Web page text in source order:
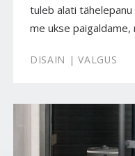
tuleb alati
me ukse paigaldame,
DISAIN | VALGUS